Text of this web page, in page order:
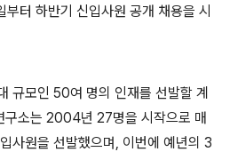
부터 하반기 신입사원 공개 채용을 시
규모인 50여 명의 인재를 선발할 계
구소는 2004년 27명을 시작으로 매
사원을 선발했으며, 이번에 예년의 3